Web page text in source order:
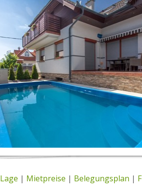
Lage | Mietpreise | Belegungsplan |